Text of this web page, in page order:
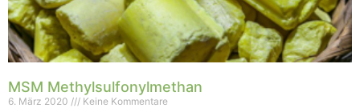
MSM Methylsulfonylmethan
6. März 2020 Keine Kommentare